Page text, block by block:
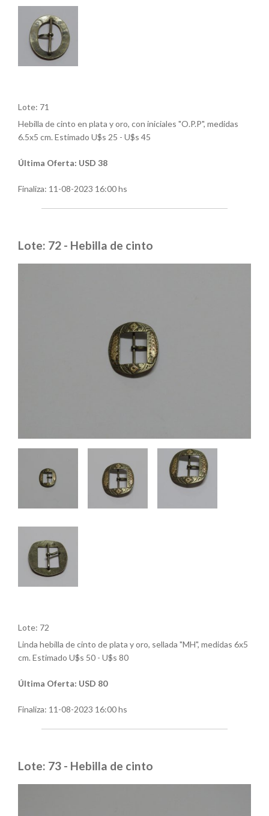
Lote: 71
Hebilla de cinto en plata y oro, con iniciales "O.P.P", medidas
6.5x5 cm. Estimado U$s 25 - U$s 45
Última Oferta: USD 38
Finaliza: 11-08-2023 16:00 hs
Lote: 72 - Hebilla de cinto
Lote: 72
Linda hebilla de cinto de plata y oro, sellada "MH", medidas 6x5
cm. Estimado U$s 50 - U$s 80
Última Oferta: USD 80
Finaliza: 11-08-2023 16:00 hs
Lote: 73 - Hebilla de cinto